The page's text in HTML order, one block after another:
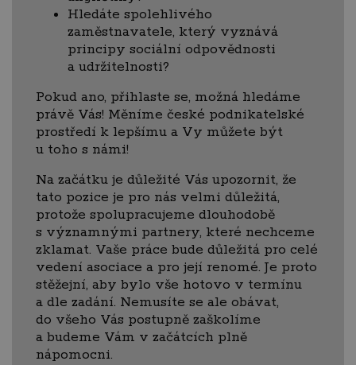
Hledáte spolehlivého
zaměstnavatele, který vyznává
principy sociální odpovědnosti
a udržitelnosti?
Pokud ano, přihlaste se, možná hledáme
právě Vás! Měníme české podnikatelské
prostředí k lepšímu a Vy můžete být
u toho s námi!
Na začátku je důležité Vás upozornit, že
tato pozice je pro nás velmi důležitá,
protože spolupracujeme dlouhodobě
s významnými partnery, které nechceme
zklamat. Vaše práce bude důležitá pro celé
vedení asociace a pro její renomé. Je proto
stěžejní, aby bylo vše hotovo v termínu
a dle zadání. Nemusíte se ale obávat,
do všeho Vás postupně zaškolíme
a budeme Vám v začátcích plně
nápomocni.